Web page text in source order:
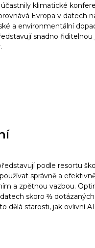
klimatické
Evropa v datech
a environmentální
snadno
podle resortu
správně a
a zpětnou vazbou.
skoro ⅔
dělá starosti, jak ovlivní